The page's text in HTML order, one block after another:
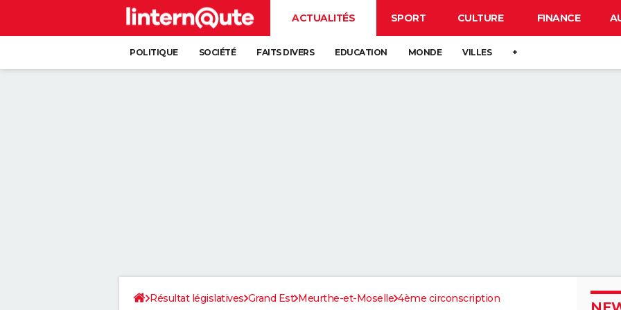
ACTUALITÉS SPORT CULTURE FINANCE
POLITIQUE SOCIÉTÉ FAITS DIVERS EDUCATION MONDE VILLES +
Résultat législatives Grand Est Meurthe-et-Moselle 4ème circonscription